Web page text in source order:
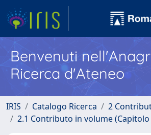
Benvenuti
Ricerca d'Ateneo
IRIS Catalogo Ricerca
2
2.1 Contributo in volume (Capitolo